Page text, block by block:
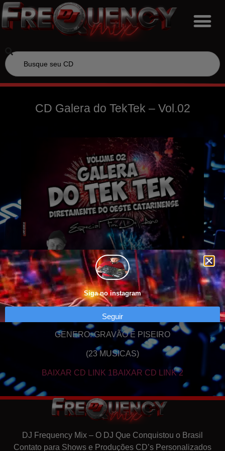
CD Galera do TekTek – Vol.02
GENERO: GRAVÃO E PISEIRO
(23 MUSICAS)
BAIXAR CD LINK 1 BAIXAR CD LINK 2
DJ Frequency Mix – O DJ Que Conquistou o Brasil
Contato para Shows e Produções CD’s Personalizados
Siga no instagram
Seguir